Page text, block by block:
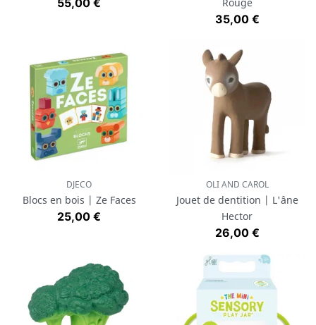
55,00 €
Prix
35,00 €
DJECO
Blocs en bois | Ze Faces
Prix
25,00 €
OLI AND CAROL
Jouet de dentition | L'âne
Hector
Prix
26,00 €